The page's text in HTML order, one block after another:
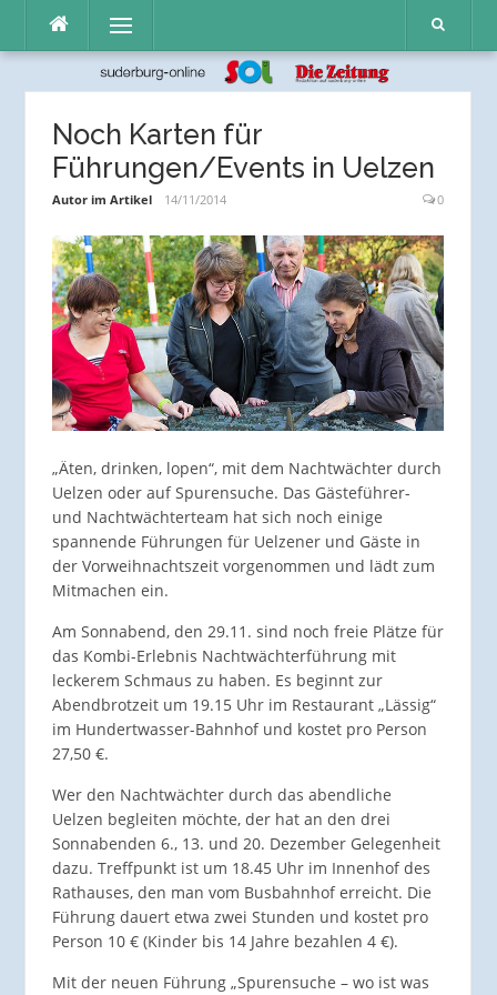
Inhalt
Menü
Noch Karten für
Führungen/Events in Uelzen
Autor im Artikel 14/11/2014 0
„Äten, drinken, lopen“, mit dem Nachtwächter durch
Uelzen oder auf Spurensuche. Das Gästeführer-
und Nachtwächterteam hat sich noch einige
spannende Führungen für Uelzener und Gäste in
der Vorweihnachtszeit vorgenommen und lädt zum
Mitmachen ein.
Am Sonnabend, den 29.11. sind noch freie Plätze für
das Kombi-Erlebnis Nachtwächterführung mit
leckerem Schmaus zu haben. Es beginnt zur
Abendbrotzeit um 19.15 Uhr im Restaurant „Lässig“
im Hundertwasser-Bahnhof und kostet pro Person
27,50 €.
Wer den Nachtwächter durch das abendliche
Uelzen begleiten möchte, der hat an den drei
Sonnabenden 6., 13. und 20. Dezember Gelegenheit
dazu. Treffpunkt ist um 18.45 Uhr im Innenhof des
Rathauses, den man vom Busbahnhof erreicht. Die
Führung dauert etwa zwei Stunden und kostet pro
Person 10 € (Kinder bis 14 Jahre bezahlen 4 €).
Mit der neuen Führung „Spurensuche – wo ist was